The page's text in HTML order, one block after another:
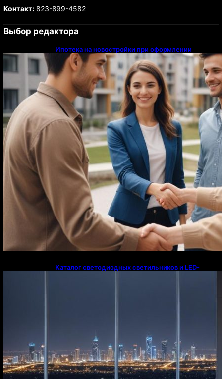
Контакт:823-899-4582
Выбор редактора
Ипотека на новостройки при оформлении
напрямую у застройщика
Каталог светодиодных светильников и LED-